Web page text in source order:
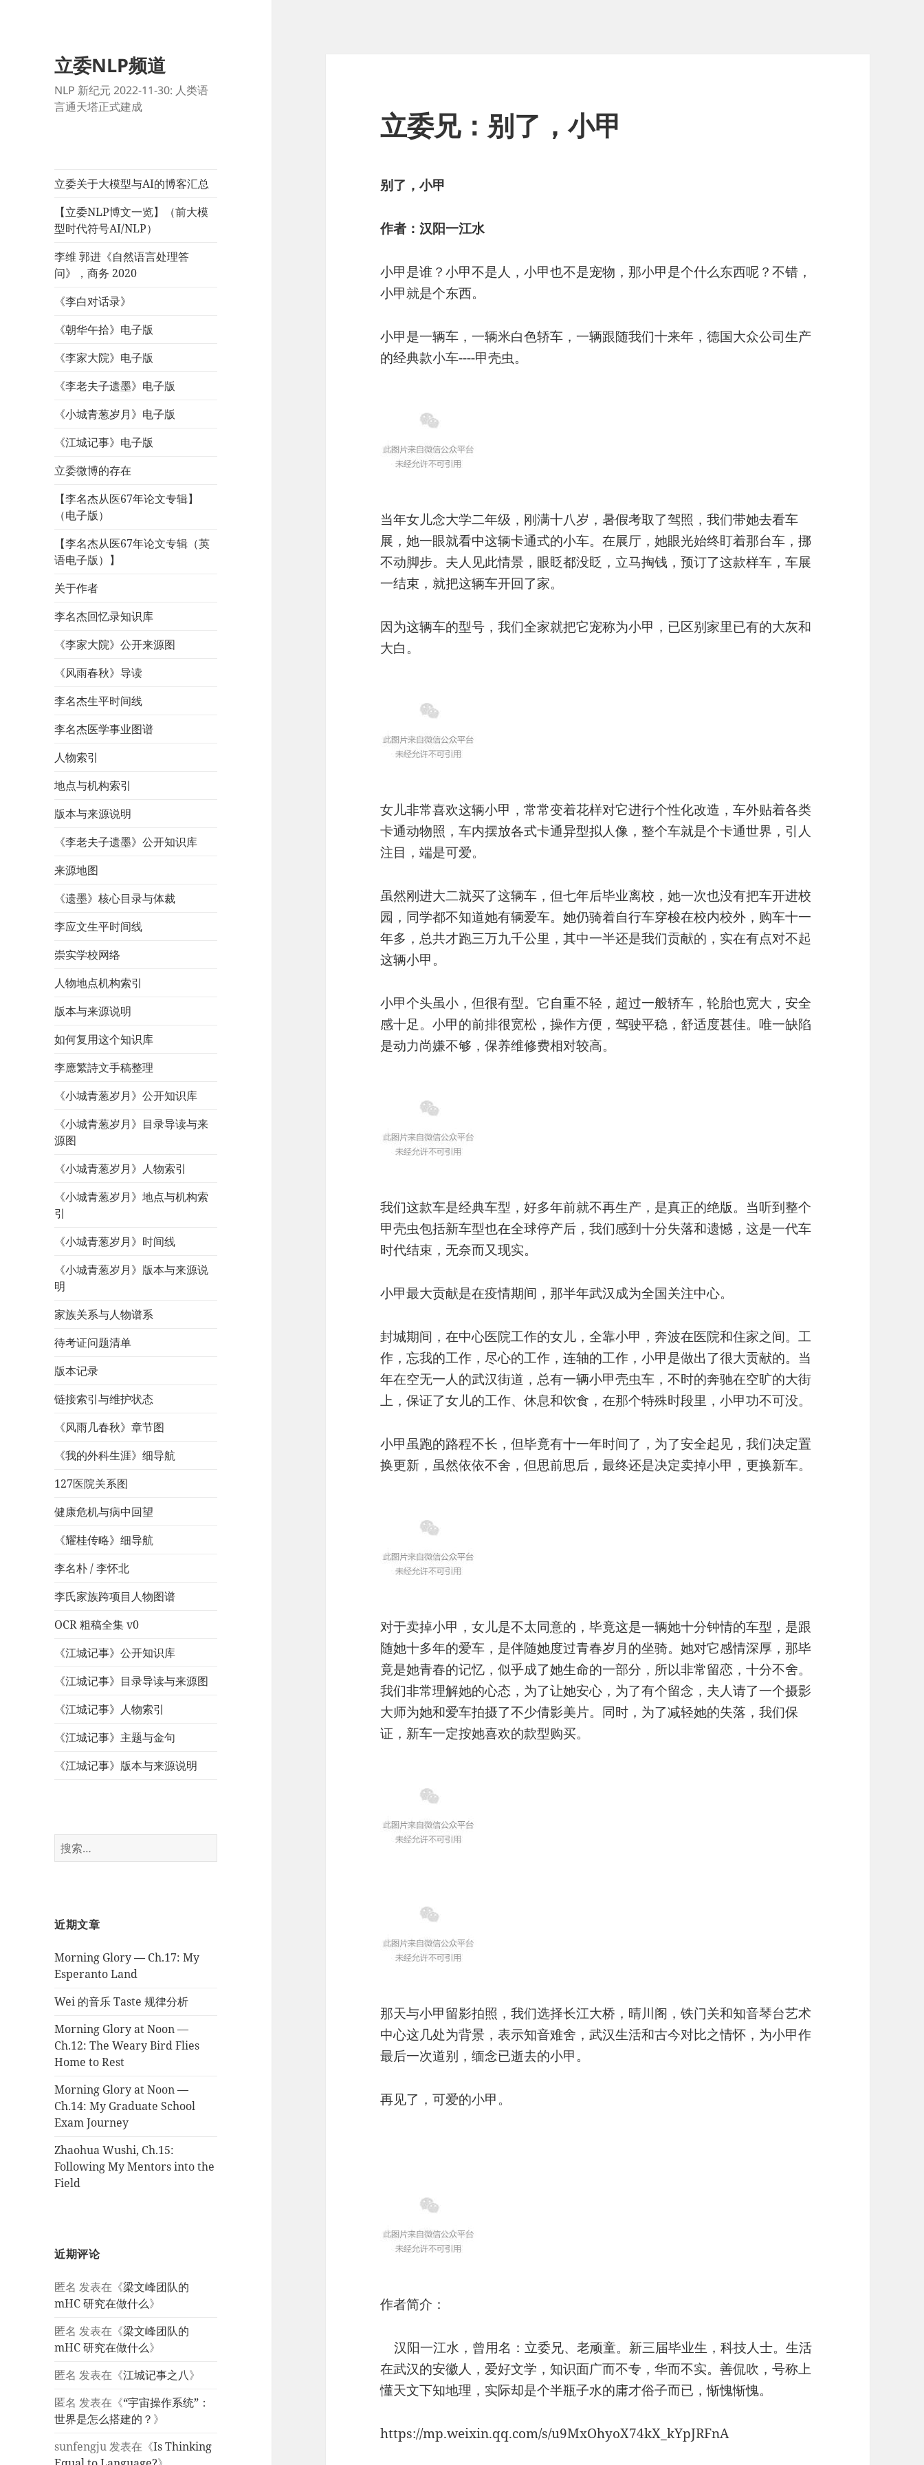
立委NLP频道
NLP 新纪元 2022-11-30: 人类语
言通天塔正式建成
立委关于大模型与AI的博客汇总
【立委NLP博文一览】（前大模
型时代符号AI/NLP）
李维 郭进《自然语言处理答
问》，商务 2020
《李白对话录》
《朝华午拾》电子版
《李家大院》电子版
《李老夫子遗墨》电子版
《小城青葱岁月》电子版
《江城记事》电子版
立委微博的存在
【李名杰从医67年论文专辑】
（电子版）
【李名杰从医67年论文专辑（英
语电子版）】
关于作者
李名杰回忆录知识库
《李家大院》公开来源图
《风雨春秋》导读
李名杰生平时间线
李名杰医学事业图谱
人物索引
地点与机构索引
版本与来源说明
《李老夫子遗墨》公开知识库
来源地图
《遗墨》核心目录与体裁
李应文生平时间线
崇实学校网络
人物地点机构索引
版本与来源说明
如何复用这个知识库
李應繁詩文手稿整理
《小城青葱岁月》公开知识库
《小城青葱岁月》目录导读与来
源图
《小城青葱岁月》人物索引
《小城青葱岁月》地点与机构索
引
《小城青葱岁月》时间线
《小城青葱岁月》版本与来源说
明
家族关系与人物谱系
待考证问题清单
版本记录
链接索引与维护状态
《风雨几春秋》章节图
《我的外科生涯》细导航
127医院关系图
健康危机与病中回望
《耀桂传略》细导航
李名朴 / 李怀北
李氏家族跨项目人物图谱
OCR 粗稿全集 v0
《江城记事》公开知识库
《江城记事》目录导读与来源图
《江城记事》人物索引
《江城记事》主题与金句
《江城记事》版本与来源说明
搜
索：
近期文章
Morning Glory — Ch.17: My
Esperanto Land
Wei 的音乐 Taste 规律分析
Morning Glory at Noon —
Ch.12: The Weary Bird Flies
Home to Rest
Morning Glory at Noon —
Ch.14: My Graduate School
Exam Journey
Zhaohua Wushi, Ch.15:
Following My Mentors into the
Field
近期评论
匿名 发表在《梁文峰团队的
mHC 研究在做什么》
匿名 发表在《梁文峰团队的
mHC 研究在做什么》
匿名 发表在《江城记事之八》
匿名 发表在《“宇宙操作系统”：
世界是怎么搭建的？ 》
sunfengju发表在《Is Thinking
立委兄：别了，小甲
别了，小甲
作者：汉阳一江水
小甲是谁？小甲不是人，小甲也不是宠物，那小甲是个什么东西呢？不错，
小甲就是个东西。
小甲是一辆车，一辆米白色轿车，一辆跟随我们十来年，德国大众公司生产
的经典款小车----甲壳虫。
当年女儿念大学二年级，刚满十八岁，暑假考取了驾照，我们带她去看车
展，她一眼就看中这辆卡通式的小车。在展厅，她眼光始终盯着那台车，挪
不动脚步。夫人见此情景，眼眨都没眨，立马掏钱，预订了这款样车，车展
一结束，就把这辆车开回了家。
因为这辆车的型号，我们全家就把它宠称为小甲，已区别家里已有的大灰和
大白。
女儿非常喜欢这辆小甲，常常变着花样对它进行个性化改造，车外贴着各类
卡通动物照，车内摆放各式卡通异型拟人像，整个车就是个卡通世界，引人
注目，端是可爱。
虽然刚进大二就买了这辆车，但七年后毕业离校，她一次也没有把车开进校
园，同学都不知道她有辆爱车。她仍骑着自行车穿梭在校内校外，购车十一
年多，总共才跑三万九千公里，其中一半还是我们贡献的，实在有点对不起
这辆小甲。
小甲个头虽小，但很有型。它自重不轻，超过一般轿车，轮胎也宽大，安全
感十足。小甲的前排很宽松，操作方便，驾驶平稳，舒适度甚佳。唯一缺陷
是动力尚嫌不够，保养维修费相对较高。
我们这款车是经典车型，好多年前就不再生产，是真正的绝版。当听到整个
甲壳虫包括新车型也在全球停产后，我们感到十分失落和遗憾，这是一代车
时代结束，无奈而又现实。
小甲最大贡献是在疫情期间，那半年武汉成为全国关注中心。
封城期间，在中心医院工作的女儿，全靠小甲，奔波在医院和住家之间。工
作，忘我的工作，尽心的工作，连轴的工作，小甲是做出了很大贡献的。当
年在空无一人的武汉街道，总有一辆小甲壳虫车，不时的奔驰在空旷的大街
上，保证了女儿的工作、休息和饮食，在那个特殊时段里，小甲功不可没。
小甲虽跑的路程不长，但毕竟有十一年时间了，为了安全起见，我们决定置
换更新，虽然依依不舍，但思前思后，最终还是决定卖掉小甲，更换新车。
对于卖掉小甲，女儿是不太同意的，毕竟这是一辆她十分钟情的车型，是跟
随她十多年的爱车，是伴随她度过青春岁月的坐骑。她对它感情深厚，那毕
竟是她青春的记忆，似乎成了她生命的一部分，所以非常留恋，十分不舍。
我们非常理解她的心态，为了让她安心，为了有个留念，夫人请了一个摄影
大师为她和爱车拍摄了不少倩影美片。同时，为了减轻她的失落，我们保
证，新车一定按她喜欢的款型购买。
那天与小甲留影拍照，我们选择长江大桥，晴川阁，铁门关和知音琴台艺术
中心这几处为背景，表示知音难舍，武汉生活和古今对比之情怀，为小甲作
最后一次道别，缅念已逝去的小甲。
再见了，可爱的小甲。
作者简介：
汉阳一江水，曾用名：立委兄、老顽童。新三届毕业生，科技人士。生活
在武汉的安徽人，爱好文学，知识面广而不专，华而不实。善侃吹，号称上
懂天文下知地理，实际却是个半瓶子水的庸才俗子而已，惭愧惭愧。
https://mp.weixin.qq.com/s/u9MxOhyoX74kX_kYpJRFnA